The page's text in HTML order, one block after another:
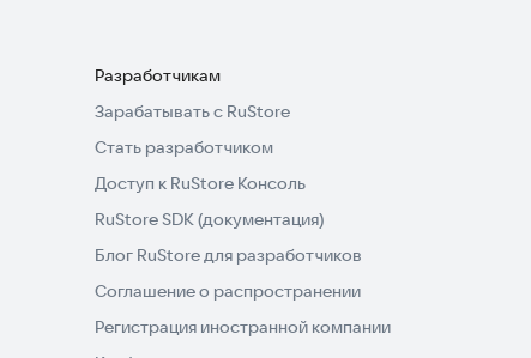
Разработчикам
Зарабатывать с RuStore
Стать разработчиком
Доступ к RuStore Консоль
RuStore SDK (документация)
Блог RuStore для разработчиков
Соглашение о распространении
Регистрация иностранной компании